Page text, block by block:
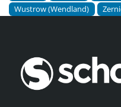
Wustrow (Wendland)